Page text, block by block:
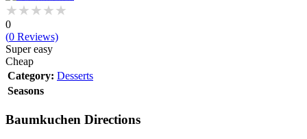
0
(0 Reviews)
Super easy
Cheap
Category: Desserts
Seasons
Baumkuchen Directions